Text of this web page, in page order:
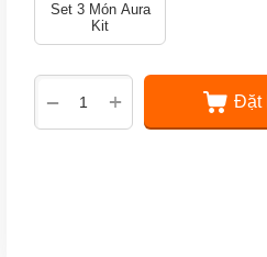
Set 3 Món Aura
Kit
+
− Đặt